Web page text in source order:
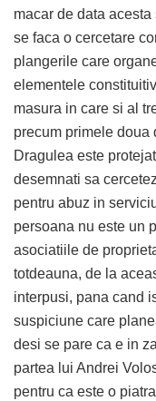
macar de data
se faca o cercetare
plangerile care
elementele
masura in care si al
precum primele doua
Dragulea este
desemnati sa
pentru abuz in
persoana nu este un
asociatiile de
totdeauna, de la
interpusi, pana cand
suspiciune care
desi se pare ca e in
partea lui Andrei
pentru ca este o